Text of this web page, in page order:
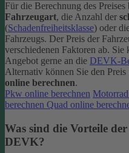
Für die Berechnung des
Fahrzeugart, die Anzahl der
(Schadenfreiheitsklasse) oder
Fahrzeugs. Der Preis der
verschiedenen Faktoren ab.
Angebot gerne an die DEVK-
Alternativ können Sie den
online berechnen.
Pkw online berechnen
berechnen Quad online
Was sind die Vorteile
DEVK?